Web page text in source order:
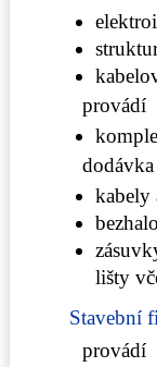
provádí
dodávka
kabely
lišty
Stavební
provádí